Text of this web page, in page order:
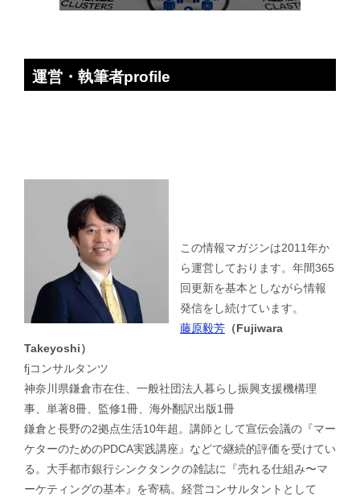
運営・執筆者profile
この情報マガジンは2011年か
ら運営しております。年間365
回更新を基本としながら情報
発信をし続けています。
藤原毅芳 （Fujiwara
Takeyoshi）
fjコンサルタンツ
神奈川県鎌倉市在住、一般社団法人暮らし振興支援機構理
事、単著8冊、監修1冊、海外翻訳出版1冊
鎌倉と長野の2拠点生活10年超。講師として宣伝会議の『マー
ケターのためのPDCA実践講座』などで継続的評価を受けてい
る。大手都市銀行シンクタンクの雑誌に『売れる仕組み〜マ
ーケティングの基本』を寄稿。経営コンサルタントとして